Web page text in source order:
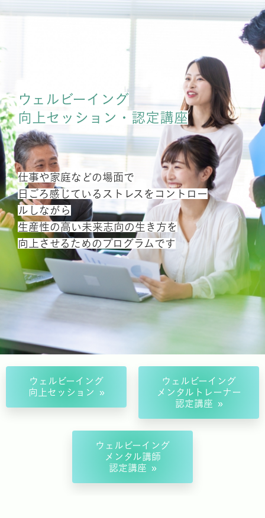
ウェルビーイング
向上セッション・認定講座
仕事や家庭などの場面で
日ごろ感じているストレスをコントロー
ルしながら
生産性の高い未来志向の生き方を
向上させるためのプログラムです
ウェルビーイング
向上セッション
ウェルビーイング
メンタルトレーナー
認定講座
ウェルビーイング
メンタル講師
認定講座